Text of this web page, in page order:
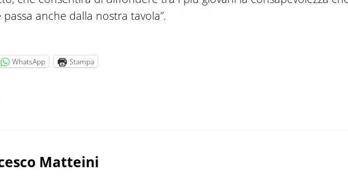
anche dalla nostra tavola”.
WhatsApp Stampa
Matteini